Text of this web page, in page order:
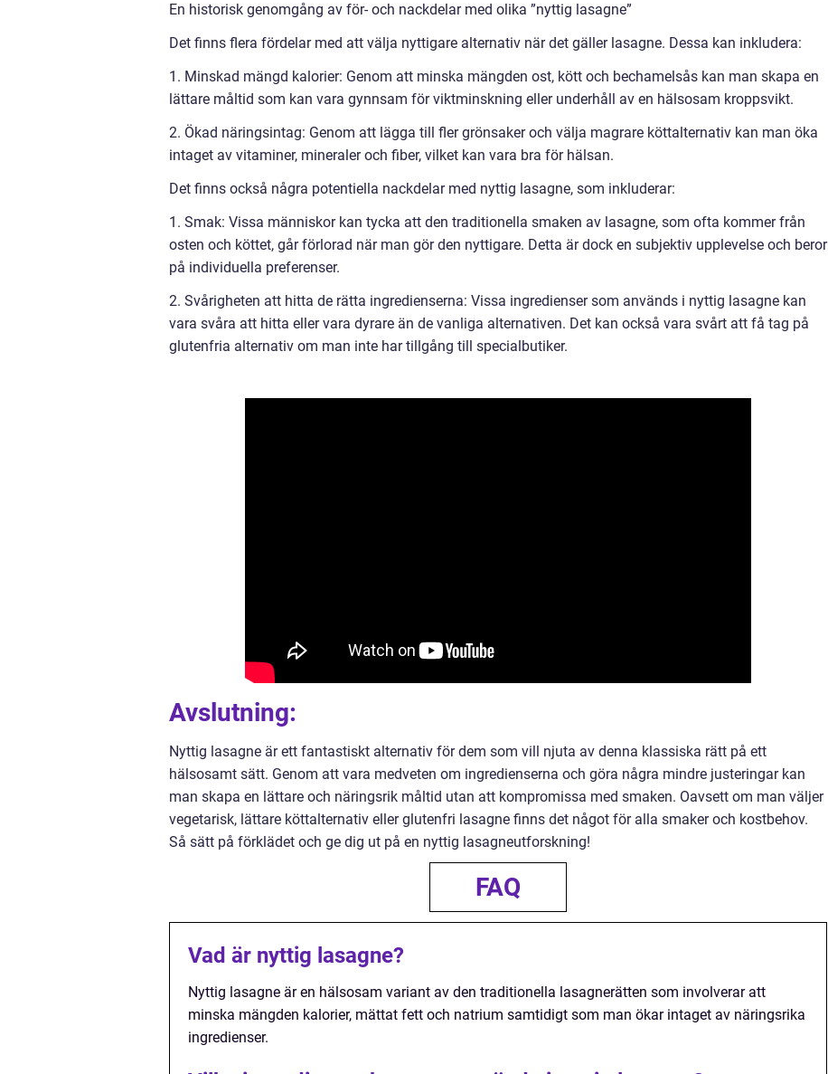
En historisk genomgång av för- och nackdelar med olika ”nyttig lasagne”
Det finns flera fördelar med att välja nyttigare alternativ när det gäller lasagne. Dessa kan inkludera:
1. Minskad mängd kalorier: Genom att minska mängden ost, kött och bechamelsås kan man skapa en
lättare måltid som kan vara gynnsam för viktminskning eller underhåll av en hälsosam kroppsvikt.
2. Ökad näringsintag: Genom att lägga till fler grönsaker och välja magrare köttalternativ kan man öka
intaget av vitaminer, mineraler och fiber, vilket kan vara bra för hälsan.
Det finns också några potentiella nackdelar med nyttig lasagne, som inkluderar:
1. Smak: Vissa människor kan tycka att den traditionella smaken av lasagne, som ofta kommer från
osten och köttet, går förlorad när man gör den nyttigare. Detta är dock en subjektiv upplevelse och beror
på individuella preferenser.
2. Svårigheten att hitta de rätta ingredienserna: Vissa ingredienser som används i nyttig lasagne kan
vara svåra att hitta eller vara dyrare än de vanliga alternativen. Det kan också vara svårt att få tag på
glutenfria alternativ om man inte har tillgång till specialbutiker.
Avslutning:
Nyttig lasagne är ett fantastiskt alternativ för dem som vill njuta av denna klassiska rätt på ett
hälsosamt sätt. Genom att vara medveten om ingredienserna och göra några mindre justeringar kan
man skapa en lättare och näringsrik måltid utan att kompromissa med smaken. Oavsett om man väljer
vegetarisk, lättare köttalternativ eller glutenfri lasagne finns det något för alla smaker och kostbehov.
Så sätt på förklädet och ge dig ut på en nyttig lasagneutforskning!
FAQ
Vad är nyttig lasagne?
Nyttig lasagne är en hälsosam variant av den traditionella lasagnerätten som involverar att
minska mängden kalorier, mättat fett och natrium samtidigt som man ökar intaget av näringsrika
ingredienser.